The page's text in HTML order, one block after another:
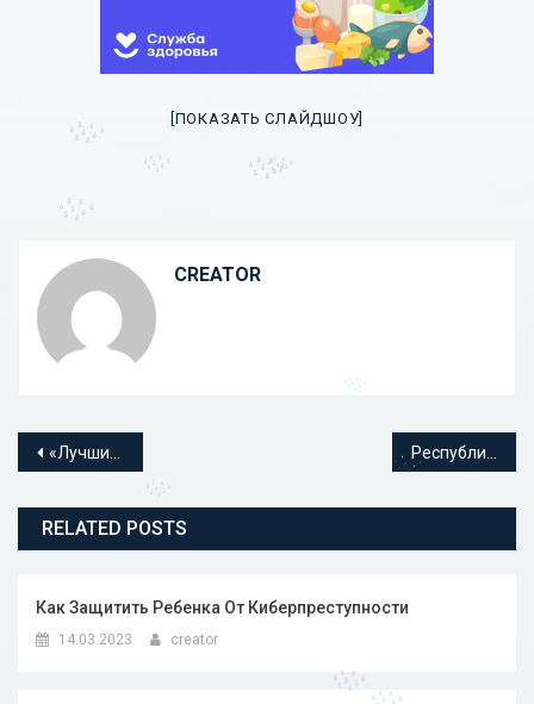
[ПОКАЗАТЬ СЛАЙДШОУ]
CREATOR
Навигация по записям
«Лучшие спортсмены» техникума
RELATED POSTS
Как Защитить Ребенка От Киберпреступности
14.03.2023 creator